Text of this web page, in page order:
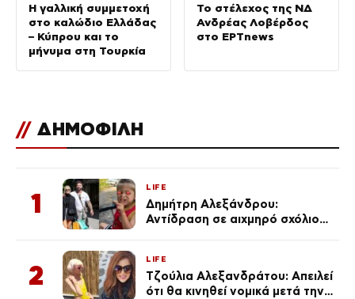
Η γαλλική συμμετοχή
στο καλώδιο Ελλάδας
– Κύπρου και το
μήνυμα στη Τουρκία
Το στέλεχος της ΝΔ
Ανδρέας Λοβέρδος
στο ΕΡΤnews
// ΔΗΜΟΦΙΛΗ
1
LIFE
Δημήτρη Αλεξάνδρου:
Αντίδραση σε αιχμηρό σχόλιο
2
LIFE
Τζούλια Αλεξανδράτου: Απειλεί
ότι θα κινηθεί νομικά μετά την